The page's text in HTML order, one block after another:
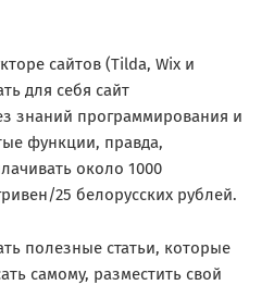
сайтов (Tilda, Wix и
для себя сайт
знаний программирования и
функции, правда,
около 1000
25 белорусских рублей.
полезные статьи, которые
самому, разместить свой